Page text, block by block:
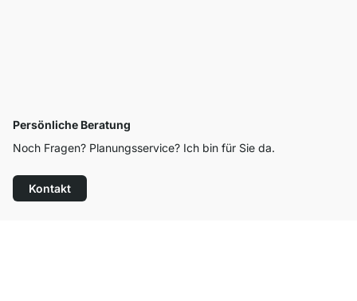
Persönliche Beratung
Noch Fragen? Planungsservice? Ich bin für Sie da.
Kontakt